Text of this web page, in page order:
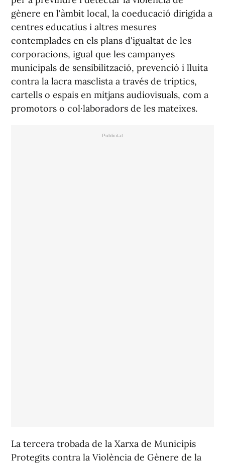
gènere en l'àmbit local, la coeducació dirigida a
centres educatius i altres mesures
contemplades en els plans d'igualtat de les
corporacions, igual que les campanyes
municipals de sensibilització, prevenció i lluita
contra la lacra masclista a través de tríptics,
cartells o espais en mitjans audiovisuals, com a
promotors o col·laboradors de les mateixes.
La tercera trobada de la Xarxa de Municipis
Protegits contra la Violència de Gènere de la